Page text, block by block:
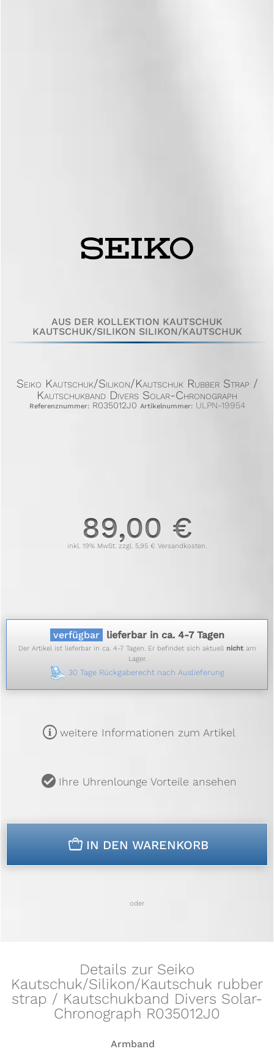
AUS DER KOLLEKTION KAUTSCHUK
KAUTSCHUK/SILIKON SILIKON/KAUTSCHUK
Seiko Kautschuk/Silikon/Kautschuk Rubber Strap /
Kautschukband Divers Solar-Chronograph
Referenznummer: R035012J0 Artikelnummer:ULPN-19954
89,00 €
inkl. 19% MwSt. zzgl. 5,95 € Versandkosten.
verfügbar lieferbar in ca. 4-7 Tagen
Der Artikel ist lieferbar in ca. 4-7 Tagen. Er befindet sich aktuell nichtam
Lager.
30 Tage Rückgaberecht nach Auslieferung
m weitere Informationen zum Artikel
u Ihre Uhrenlounge Vorteile ansehen
n IN DEN WARENKORB
oder
Details zur Seiko
Kautschuk/Silikon/Kautschuk rubber
strap / Kautschukband Divers Solar-
Chronograph R035012J0
Armband